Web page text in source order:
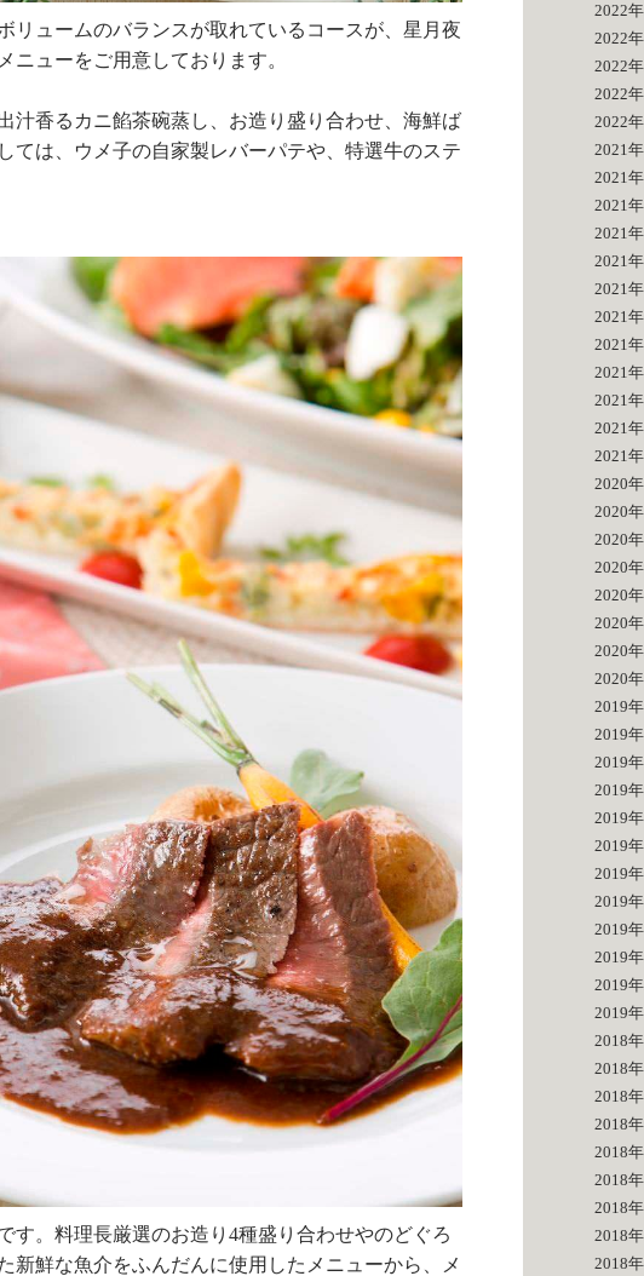
リュームのバランスが取れているコースが、星月夜
ニューをご用意しております。
汁香るカニ餡茶碗蒸し、お造り盛り合わせ、海鮮ば
ては、ウメ子の自家製レバーパテや、特選牛のステ
す。料理長厳選のお造り 4種盛り合わせやのどぐろ
新鮮な魚介をふんだんに使用したメニューから、メ
2022年
2022年
2022年
2022年
2022年
2021
2021
2021
2021年
2021年
2021年
2021年
2021年
2021年
2021年
2021年
2021年
2020
2020
2020
2020年
2020年
2020年
2020年
2020年
2019
2019
2019
2019年
2019年
2019年
2019年
2019年
2019年
2019年
2019年
2019年
2018
2018
2018
2018年
2018年
2018年
2018年
2018年
2018年